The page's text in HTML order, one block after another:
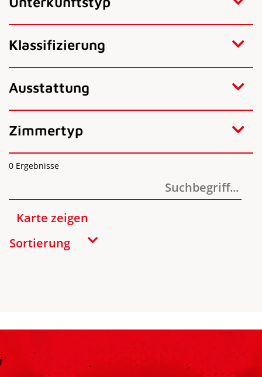
Klassifizierung
Ausstattung
Zimmertyp
0 Ergebnisse
Karte zeigen
Sortierung